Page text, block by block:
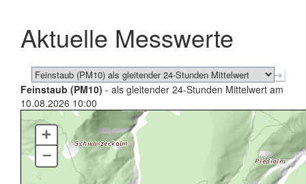
schließen
Aktuelle Messwerte
Feinstaub (PM10) - als gleitender 24-Stunden Mittelwert am
10.08.2026 10:00
+
–